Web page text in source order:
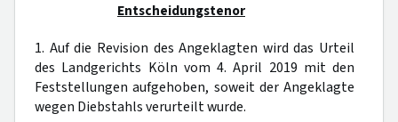
Entscheidungstenor
1. Auf die Revision des Angeklagten wird das Urteil
des Landgerichts Köln vom 4. April 2019 mit den
Feststellungen aufgehoben, soweit der Angeklagte
wegen Diebstahls verurteilt wurde.